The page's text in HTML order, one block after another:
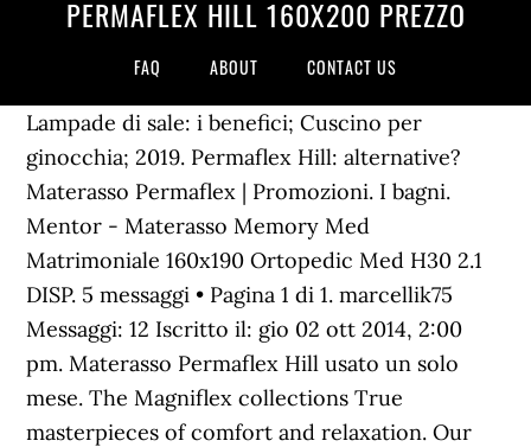
PERMAFLEX HILL 160X200 PREZZO
FAQ ABOUT CONTACT US
Lampade di sale: i benefici; Cuscino per
ginocchia; 2019. Permaflex Hill: alternative?
Materasso Permaflex | Promozioni. I bagni.
Mentor - Materasso Memory Med
Matrimoniale 160x190 Ortopedic Med H30 2.1
DISP. 5 messaggi • Pagina 1 di 1. marcellik75
Messaggi: 12 Iscritto il: gio 02 ott 2014, 2:00
pm. Materasso Permaflex Hill usato un solo
mese. The Magniflex collections True
masterpieces of comfort and relaxation. Our